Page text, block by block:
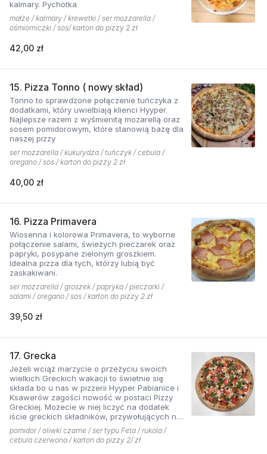
kalmary. Pychotka
małże / kalmary / krewetki / ser mozzarella /
ośmiorniczki / sos/ karton do pizzy 2 zł
42,00 zł
15. Pizza Tonno ( nowy skład)
Tonno to sprawdzone połączenie tuńczyka z
dodatkami, który uwielbiają klienci Hyyper.
Najlepsze razem z wyśmienitą mozarellą oraz
sosem pomidorowym, które stanowią bazę dla
naszej pizzy
ser mozzarella / kukurydza / tuńczyk / cebula /
oregano / sos / karton do pizzy 2 zł
40,00 zł
16. Pizza Primavera
Wiosenna i kolorowa Primavera, to wyborne
połączenie salami, świeżych pieczarek oraz
papryki, posypane zielonym groszkiem.
Idealna pizza dla tych, którzy lubią być
zaskakiwani.
ser mozzarella / groszek / papryka / pieczarki /
salami / oregano / sos / karton do pizzy 2 zł
39,50 zł
17. Grecka
Jeżeli wciąż marzycie o przeżyciu swoich
wielkich Greckich wakacji to świetnie się
składa bo u nas w pizzerii Hyyper Pabianice i
Ksawerów zagości nowość w postaci Pizzy
Greckiej. Możecie w niej liczyć na dodatek
iście greckich składników, przywołujących na
myśl piaszczyste plaże i ciepły klimat - ser
typu feta, którego oryginalny smak doskonale
współgra z przypieczoną czerwoną cebulką,
pomidor / oliwki czarne / ser typu Feta / rukola /
cebula czerwona / karton do pizzy 2/ zł